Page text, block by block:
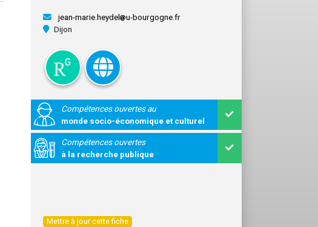
jean-marie.heydel
u-bourgogne.fr
Dijon
Compétences ouvertes au
monde socio-économique et culturel
Compétences ouvertes
à la recherche publique
Mettre à jour cette fiche